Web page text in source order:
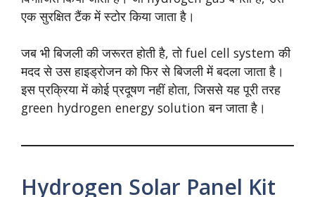
एक सुरक्षित टैंक में स्टोर किया जाता है।
जब भी बिजली की जरूरत होती है, तो fuel cell system की
मदद से उस हाइड्रोजन को फिर से बिजली में बदला जाता है।
इस प्रक्रिया में कोई प्रदूषण नहीं होता, जिससे यह पूरी तरह
green hydrogen energy solution बन जाता है।
Hydrogen Solar Panel Kit